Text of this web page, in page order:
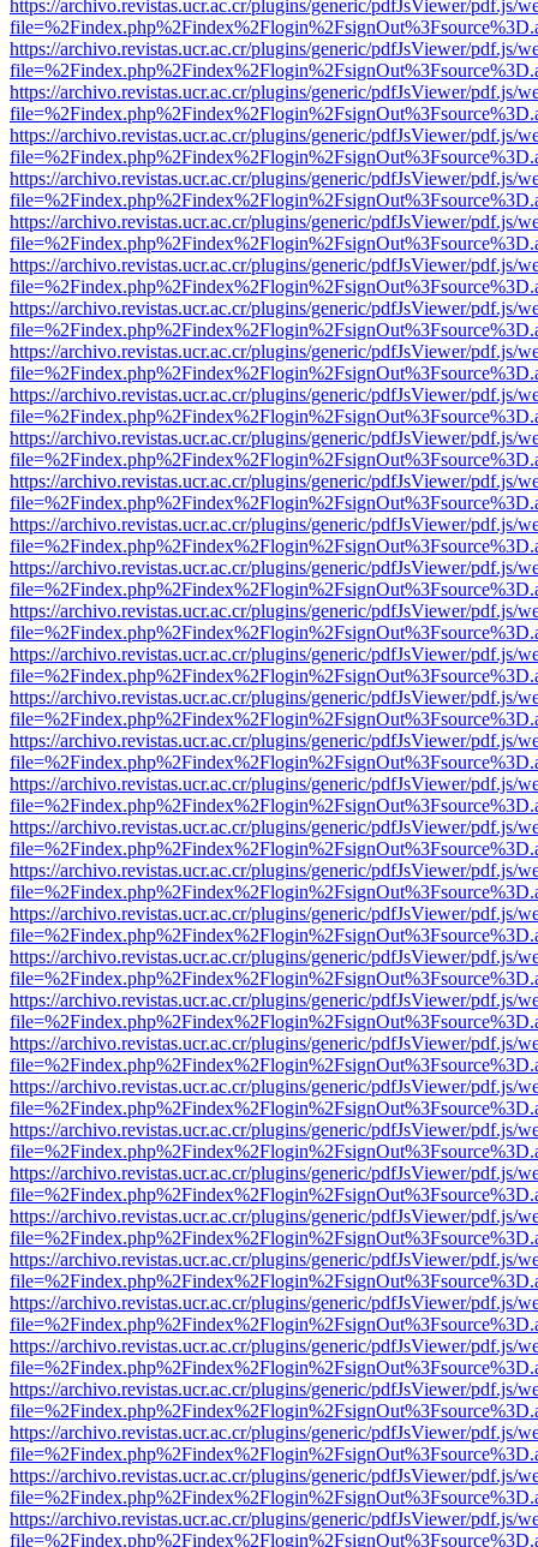
https://archivo.revistas.ucr.ac.cr/plugins/generic/pdfJsViewer/pdf.js/
https://archivo.revistas.ucr.ac.cr/plugins/generic/pdfJsViewer/pdf.js/
https://archivo.revistas.ucr.ac.cr/plugins/generic/pdfJsViewer/pdf.js/
https://archivo.revistas.ucr.ac.cr/plugins/generic/pdfJsViewer/pdf.js/
https://archivo.revistas.ucr.ac.cr/plugins/generic/pdfJsViewer/pdf.js/
https://archivo.revistas.ucr.ac.cr/plugins/generic/pdfJsViewer/pdf.js/
https://archivo.revistas.ucr.ac.cr/plugins/generic/pdfJsViewer/pdf.js/
https://archivo.revistas.ucr.ac.cr/plugins/generic/pdfJsViewer/pdf.js/
https://archivo.revistas.ucr.ac.cr/plugins/generic/pdfJsViewer/pdf.js/
https://archivo.revistas.ucr.ac.cr/plugins/generic/pdfJsViewer/pdf.js/
https://archivo.revistas.ucr.ac.cr/plugins/generic/pdfJsViewer/pdf.js/
https://archivo.revistas.ucr.ac.cr/plugins/generic/pdfJsViewer/pdf.js/
https://archivo.revistas.ucr.ac.cr/plugins/generic/pdfJsViewer/pdf.js/
https://archivo.revistas.ucr.ac.cr/plugins/generic/pdfJsViewer/pdf.js/
https://archivo.revistas.ucr.ac.cr/plugins/generic/pdfJsViewer/pdf.js/
https://archivo.revistas.ucr.ac.cr/plugins/generic/pdfJsViewer/pdf.js/
https://archivo.revistas.ucr.ac.cr/plugins/generic/pdfJsViewer/pdf.js/
https://archivo.revistas.ucr.ac.cr/plugins/generic/pdfJsViewer/pdf.js/
https://archivo.revistas.ucr.ac.cr/plugins/generic/pdfJsViewer/pdf.js/
https://archivo.revistas.ucr.ac.cr/plugins/generic/pdfJsViewer/pdf.js/
https://archivo.revistas.ucr.ac.cr/plugins/generic/pdfJsViewer/pdf.js/
https://archivo.revistas.ucr.ac.cr/plugins/generic/pdfJsViewer/pdf.js/
https://archivo.revistas.ucr.ac.cr/plugins/generic/pdfJsViewer/pdf.js/
https://archivo.revistas.ucr.ac.cr/plugins/generic/pdfJsViewer/pdf.js/
https://archivo.revistas.ucr.ac.cr/plugins/generic/pdfJsViewer/pdf.js/
https://archivo.revistas.ucr.ac.cr/plugins/generic/pdfJsViewer/pdf.js/
https://archivo.revistas.ucr.ac.cr/plugins/generic/pdfJsViewer/pdf.js/
https://archivo.revistas.ucr.ac.cr/plugins/generic/pdfJsViewer/pdf.js/
https://archivo.revistas.ucr.ac.cr/plugins/generic/pdfJsViewer/pdf.js/
https://archivo.revistas.ucr.ac.cr/plugins/generic/pdfJsViewer/pdf.js/
https://archivo.revistas.ucr.ac.cr/plugins/generic/pdfJsViewer/pdf.js/
https://archivo.revistas.ucr.ac.cr/plugins/generic/pdfJsViewer/pdf.js/
https://archivo.revistas.ucr.ac.cr/plugins/generic/pdfJsViewer/pdf.js/
https://archivo.revistas.ucr.ac.cr/plugins/generic/pdfJsViewer/pdf.js/
https://archivo.revistas.ucr.ac.cr/plugins/generic/pdfJsViewer/pdf.js/
https://archivo.revistas.ucr.ac.cr/plugins/generic/pdfJsViewer/pdf.js/